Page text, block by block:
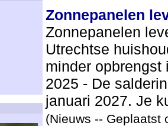
Zonnepanelen
Zonnepanelen
Utrechtse
minder opbrengst
2025 - De
januari 2027. Je
(Nieuws -- Geplaatst